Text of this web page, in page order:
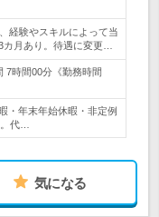
経験やスキルによって当
月あり。待遇に変更…
7時間00分《勤務時間
・年末年始休暇・非定例
代…
気になる